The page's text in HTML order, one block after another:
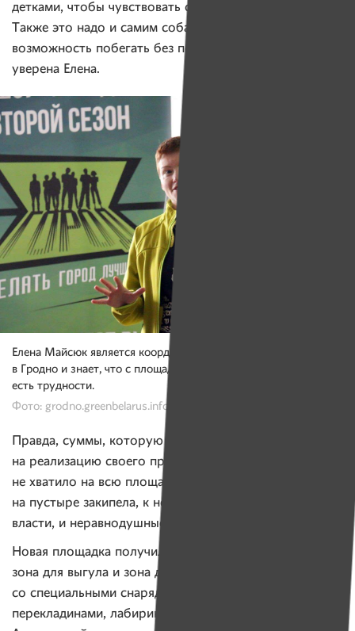
детками, чтобы чувствовать себя в безопасности.
Также это надо и самим собакам, чтобы появилась
возможность побегать без поводка и намордника, —
уверена Елена.
Елена Майсюк является координатором «Зеленого дозора»
в Гродно и знает, что с площадками для выгула собак в городе
есть трудности.
Фото: grodno.greenbelarus.info
Правда, суммы, которую Елена получила
на реализацию своего проекта в рамках шоу «Город»,
не хватило на всю площадку, но как только работа
на пустыре закипела, к ней подключились и городские
власти, и неравнодушные жители Гродно.
Новая площадка получилась функциональной. Есть
зона для выгула и зона для тренировок
со специальными снарядами лестницами,
перекладинами, лабиринтами, тоннелями из шин.